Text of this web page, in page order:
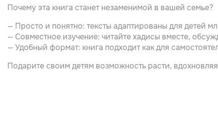
Почему эта книга станет незаменимой в вашей семье?
— Просто и понятно: тексты адаптированы для детей
— Совместное изучение: читайте хадисы вместе,
— Удобный формат: книга подходит как для
Подарите своим детям возможность расти,